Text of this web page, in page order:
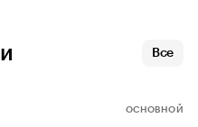
Все
ОСНОВНОЙ